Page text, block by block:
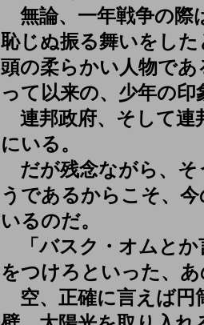
無論、一年戦争の際
恥じぬ振る舞いをし
頭の柔らかい人物で
って以来の、少年の印
連邦政府、そして連
にいる。
だが残念ながら、そ
うであるからこそ、
いるのだ。
「バスク・オムとか
をつけろといった、あ
空、正確に言えば円